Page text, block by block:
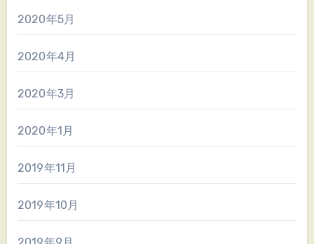
2020年5月
2020年4月
2020年3月
2020年1月
2019年11月
2019年10月